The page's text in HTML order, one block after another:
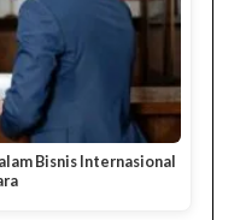
Bisnis Internasional